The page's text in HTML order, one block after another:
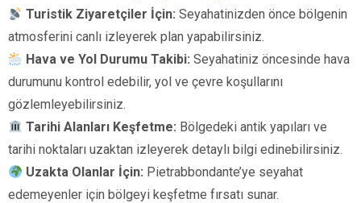
Turistik Ziyaretçiler İçin: Seyahatinizden önce bölgenin
atmosferini canlı izleyerek plan yapabilirsiniz.
Hava ve Yol Durumu Takibi: Seyahatiniz öncesinde hava
durumunu kontrol edebilir, yol ve çevre koşullarını
gözlemleyebilirsiniz.
Tarihi Alanları Keşfetme: Bölgedeki antik yapıları ve
tarihi noktaları uzaktan izleyerek detaylı bilgi edinebilirsiniz.
Uzakta Olanlar İçin: Pietrabbondante’ye seyahat
edemeyenler için bölgeyi keşfetme fırsatı sunar.